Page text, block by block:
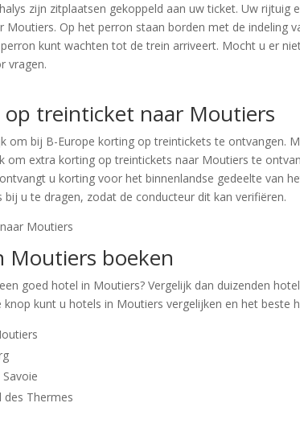
zijn zitplaatsen gekoppeld aan uw ticket. Uw
Moutiers. Op het perron staan borden met de indeling
kunt wachten tot de trein arriveert. Mocht u er
vragen.
op treinticket naar Moutiers
om bij B-Europe korting op treintickets te ontvangen.
om extra korting op treintickets naar Moutiers te
u korting voor het binnenlandse gedeelte van
bij u te dragen, zodat de conducteur dit kan verifiëren.
Moutiers boeken
goed hotel in Moutiers? Vergelijk dan duizenden
knop kunt u hotels in Moutiers vergelijken en het beste
des Thermes